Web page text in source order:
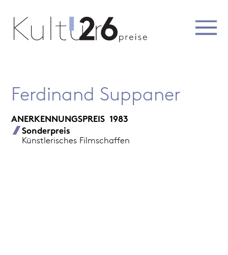
Ferdinand Suppaner
ANERKENNUNGSPREIS 1983
Sonderpreis
Künstlerisches Filmschaffen